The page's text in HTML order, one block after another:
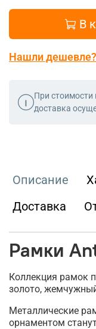
В
Нашли дешевле?
При стоимости
доставка
Описание
Доставка
Рамки
Коллекция рамок
золото,
Металлические
орнаментом